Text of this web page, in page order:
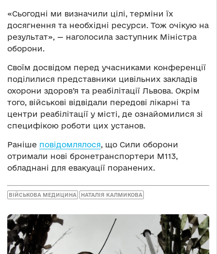
«Сьогодні ми визначили цілі, терміни їх
досягнення та необхідні ресурси. Тож очікую на
результат», — наголосила заступник Міністра
оборони.
Своїм досвідом перед учасниками конференції
поділилися представники цивільних закладів
охорони здоров’я та реабілітації Львова. Окрім
того, військові відвідали передові лікарні та
центри реабілітації у місті, де ознайомилися зі
специфікою роботи цих установ.
Раніше повідомлялося, що Сили оборони
отримали нові бронетранспортери M113,
обладнані для евакуації поранених.
ВІЙСЬКОВА МЕДИЦИНА НАТАЛІЯ КАЛМИКОВА